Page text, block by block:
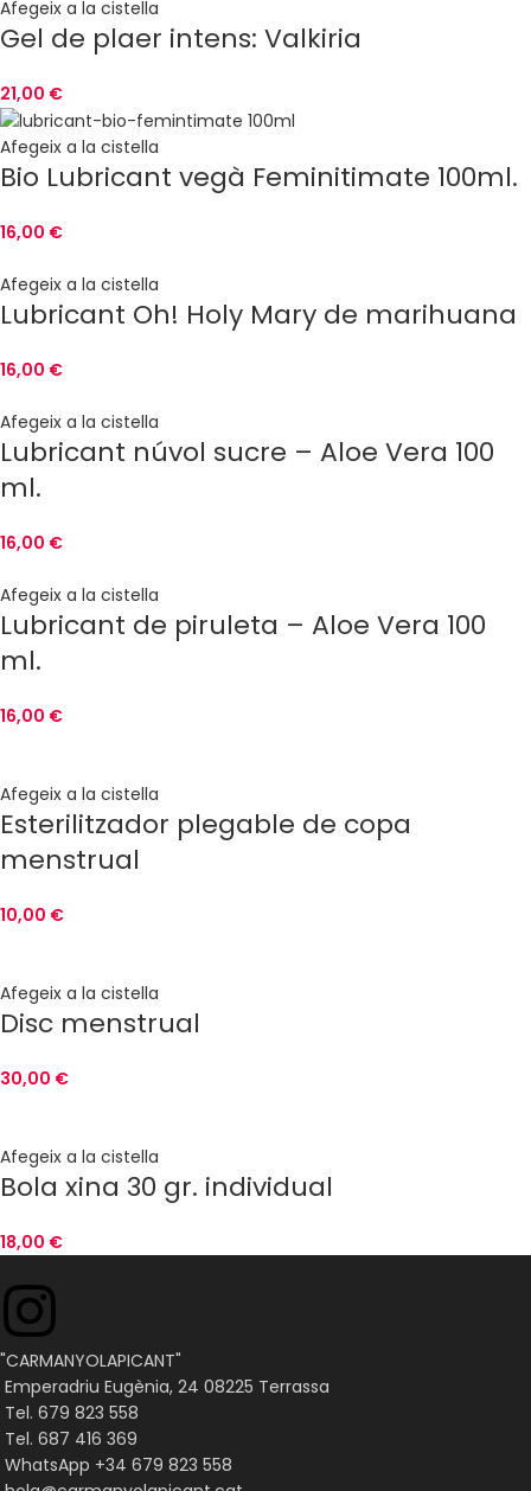
Afegeix a la cistella
Gel de plaer intens: Valkiria
21,00 €
Afegeix a la cistella
Bio Lubricant vegà Feminitimate 100ml.
16,00 €
Afegeix a la cistella
Lubricant Oh! Holy Mary de marihuana
16,00 €
Afegeix a la cistella
Lubricant núvol sucre – Aloe Vera 100
ml.
16,00 €
Afegeix a la cistella
Lubricant de piruleta – Aloe Vera 100
ml.
16,00 €
Afegeix a la cistella
Esterilitzador plegable de copa
menstrual
10,00 €
Afegeix a la cistella
Disc menstrual
30,00 €
Afegeix a la cistella
Bola xina 30 gr. individual
18,00 €
"CARMANYOLAPICANT"
Emperadriu Eugènia, 24 08225 Terrassa
Tel. 679 823 558
Tel. 687 416 369
WhatsApp +34 679 823 558